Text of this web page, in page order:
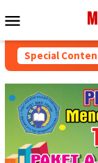
to
Menu
Special
Partai